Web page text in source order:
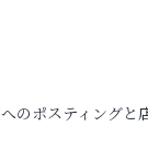
のポスティングと